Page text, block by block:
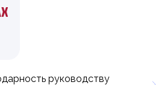
руководству